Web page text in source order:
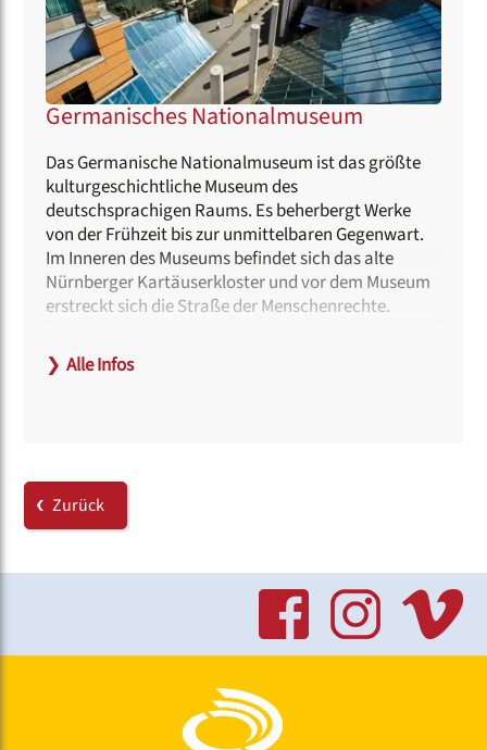
Germanisches Nationalmuseum
Das Germanische Nationalmuseum ist das größte
kulturgeschichtliche Museum des
deutschsprachigen Raums. Es beherbergt Werke
von der Frühzeit bis zur unmittelbaren Gegenwart.
Im Inneren des Museums befindet sich das alte
Nürnberger Kartäuserkloster und vor dem Museum
erstreckt sich die Straße der Menschenrechte.
Haltestelle:
Opernhaus (U 2, U3)
Museums-Shop sind barrierefrei zugänglich.
Link:
❯ Alle Infos
Zurück